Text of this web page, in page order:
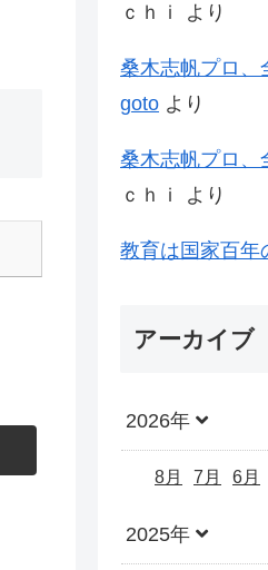
ｃｈｉ
より
桑木志帆プロ、
goto より
桑木志帆プロ、
ｃｈｉ
より
教育は国家百年
アーカイブ
2026年
8月 7月 6月
2025年